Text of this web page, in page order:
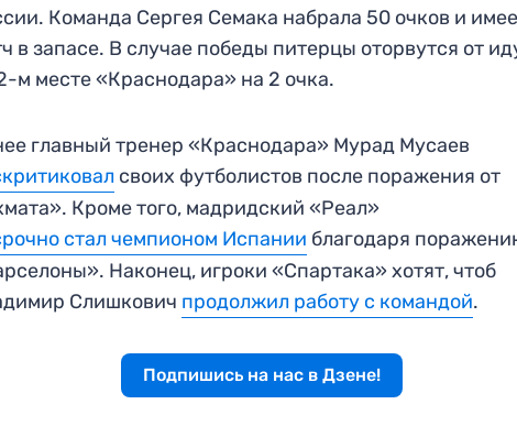
Команда Сергея Семака набрала 50 очков и
в запасе. В случае победы питерцы оторвутся от
м месте «Краснодара» на 2 очка.
главный тренер «Краснодара» Мурад Мусаев
своих футболистов после поражения от
Кроме того, мадридский «Реал»
стал чемпионом Испании благодаря
Наконец, игроки «Спартака» хотят, чтоб
Слишкович продолжил работу с командой.
Подпишись на нас в Дзене!